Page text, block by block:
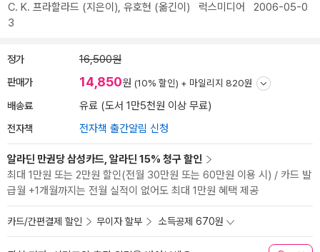
C. K. 프라할라드 (지은이), 유호현 (옮긴이) 럭스미디어
2006-05-0
3
정가 16,500원
판매가 14,850원 (10% 할인) + 마일리지 820원
배송료 유료 (도서 1만5천원 이상 무료)
전자책 전자책 출간알림 신청
알라딘 만권당 삼성카드, 알라딘 15% 청구 할인
최대 1만원 또는 2만원 할인(전월 30만원 또는 60만원 이용 시) / 카드 발
급월 +1개월까지는 전월 실적이 없어도 최대 1만원 혜택 제공
카드/간편결제 할인 무이자 할부 소득공제 670원